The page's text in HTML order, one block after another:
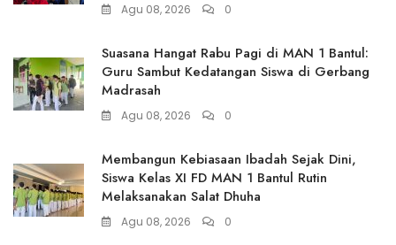
Agu 08, 2026 0
Suasana Hangat Rabu Pagi di MAN 1 Bantul:
Guru Sambut Kedatangan Siswa di Gerbang
Madrasah
Agu 08, 2026 0
Membangun Kebiasaan Ibadah Sejak Dini,
Siswa Kelas XI FD MAN 1 Bantul Rutin
Melaksanakan Salat Dhuha
Agu 08, 2026 0